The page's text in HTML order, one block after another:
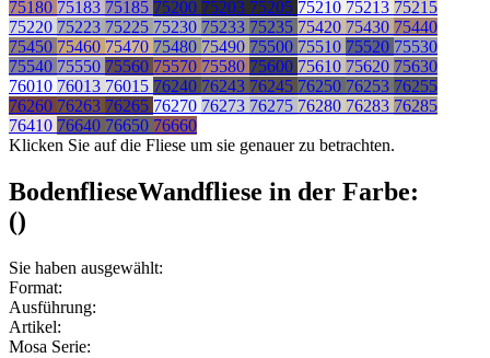
75180 75183 75185 75200 75203 75205 75210 75213 75215
75220 75223 75225 75230 75233 75235 75420 75430 75440
75450 75460 75470 75480 75490 75500 75510 75520 75530
75540 75550 75560 75570 75580 75600 75610 75620 75630
76010 76013 76015 76240 76243 76245 76250 76253 76255
76260 76263 76265 76270 76273 76275 76280 76283 76285
76410 76640 76650 76660
Klicken Sie auf die Fliese um sie genauer zu betrachten.
BodenflieseWandfliese in der Farbe:
()
Sie haben ausgewählt:
Format:
Ausführung:
Artikel:
Mosa Serie: